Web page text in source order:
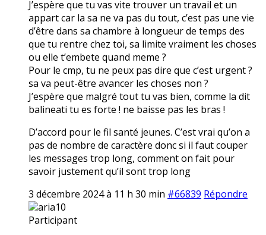
J’espère que tu vas vite trouver un travail et un
appart car la sa ne va pas du tout, c’est pas une vie
d’être dans sa chambre à longueur de temps des
que tu rentre chez toi, sa limite vraiment les choses
ou elle t’embete quand meme ?
Pour le cmp, tu ne peux pas dire que c’est urgent ?
sa va peut-être avancer les choses non ?
J’espère que malgré tout tu vas bien, comme la dit
balineati tu es forte ! ne baisse pas les bras !
D’accord pour le fil santé jeunes. C’est vrai qu’on a
pas de nombre de caractère donc si il faut couper
les messages trop long, comment on fait pour
savoir justement qu’il sont trop long
3 décembre 2024 à 11 h 30 min #66839 Répondre
aria10
Participant